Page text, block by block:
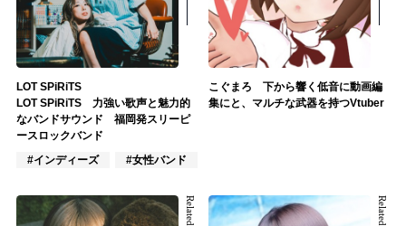
LOT SPiRiTS
LOT SPiRiTS 力強い歌声と魅力的
なバンドサウンド 福岡発スリーピ
ースロックバンド
#インディーズ
#女性バンド
こぐまろ 下から響く低音に動画編
集にと、マルチな武器を持つVtuber